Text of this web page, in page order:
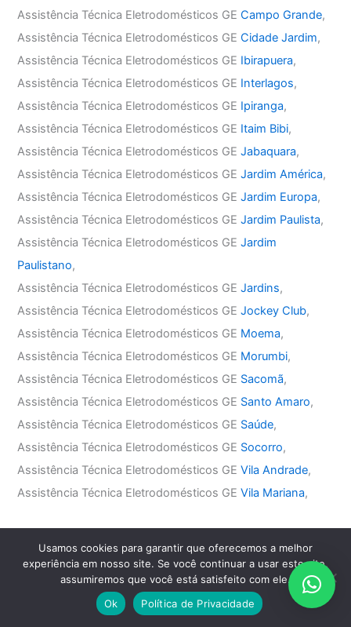
Assistência Técnica Eletrodomésticos GECampo Grande,
Assistência Técnica Eletrodomésticos GECidade Jardim,
Assistência Técnica Eletrodomésticos GE Ibirapuera,
Assistência Técnica Eletrodomésticos GE Interlagos,
Assistência Técnica Eletrodomésticos GE Ipiranga,
Assistência Técnica Eletrodomésticos GE Itaim Bibi,
Assistência Técnica Eletrodomésticos GEJabaquara,
Assistência Técnica Eletrodomésticos GEJardim América,
Assistência Técnica Eletrodomésticos GEJardim Europa,
Assistência Técnica Eletrodomésticos GEJardim Paulista,
Assistência Técnica Eletrodomésticos GEJardim
Paulistano,
Assistência Técnica Eletrodomésticos GEJardins,
Assistência Técnica Eletrodomésticos GEJockey Club,
Assistência Técnica Eletrodomésticos GE Moema,
Assistência Técnica Eletrodomésticos GE Morumbi,
Assistência Técnica Eletrodomésticos GE Sacomã,
Assistência Técnica Eletrodomésticos GE Santo Amaro,
Assistência Técnica Eletrodomésticos GE Saúde,
Assistência Técnica Eletrodomésticos GE Socorro,
Assistência Técnica Eletrodomésticos GEVila Andrade,
Assistência Técnica Eletrodomésticos GEVila Mariana,
Assistência Técnica Eletrodomésticos GE Água Rasa
Assistência Técnica Eletrodomésticos GEAnália Franco,
Assistência Técnica Eletrodomésticos GEAricanduva,
Usamos cookies para garantir que oferecemos a melhor
experiência em nosso site. Se você continuar a usar este site,
assumiremos que você está satisfeito com ele.
Ok
Política de Privacidade